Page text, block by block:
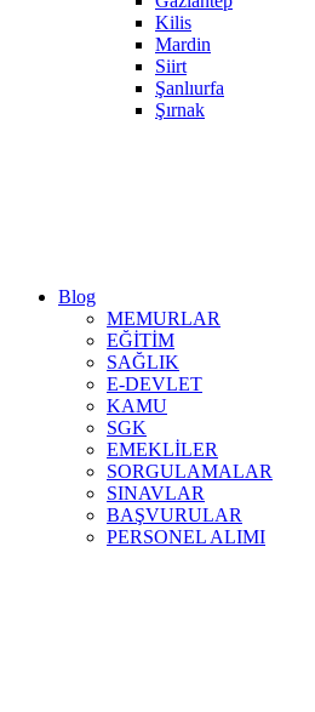
Kilis
Mardin
Siirt
Şanlıurfa
Şırnak
Blog
MEMURLAR
EĞİTİM
SAĞLIK
E-DEVLET
KAMU
SGK
EMEKLİLER
SORGULAMALAR
SINAVLAR
BAŞVURULAR
PERSONEL ALIMI